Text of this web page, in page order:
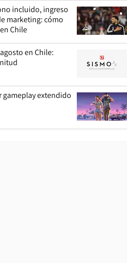
incluido, ingreso
marketing: cómo
Chile
en Chile:
gameplay extendido